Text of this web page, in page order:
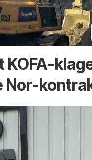
KOFA-
Nor-